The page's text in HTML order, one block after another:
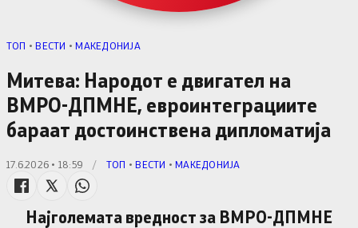
TОП •ВЕСТИ •МАКЕДОНИЈА
Митева: Народот е двигател на
ВМРО-ДПМНЕ, евроинтеграциите
бараат достоинствена дипломатија
17.6.2026 • 18:59 / TОП •ВЕСТИ •МАКЕДОНИЈА
Најголемата вредност за ВМРО-ДПМНЕ